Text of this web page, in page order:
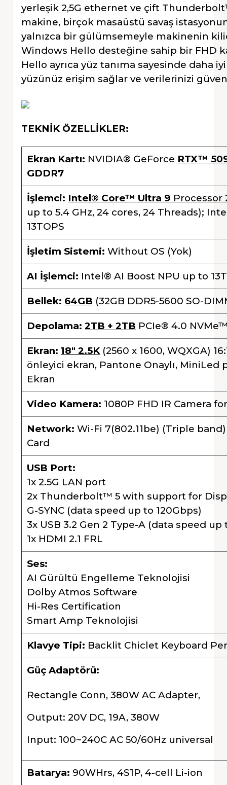
yerleşik 2,5G ethernet ve çift
makine, birçok masaüstü savaş
yalnızca bir gülümsemeyle makinenin
Windows Hello desteğine sahip bir FHD
Hello ayrıca yüz tanıma sayesinde daha
yüzünüz erişim sağlar ve verilerinizi
TEKNİK ÖZELLİKLER:
Ekran Kartı: NVIDIA® GeForce RTX™
GDDR7
İşlemci: Intel® Core™ Ultra 9 Processor
up to 5.4 GHz, 24 cores, 24 Threads);
13TOPS
İşletim Sistemi: Without OS (Yok)
AI İşlemci: Intel® AI Boost NPU up to
Bellek: 64GB (32GB DDR5-5600 SO-
Depolama: 2TB + 2TB PCIe® 4.0
Ekran: 18" 2.5K(2560 x 1600, WQXGA)
önleyici ekran, Pantone Onaylı, MiniLed
Ekran
Video Kamera: 1080P FHD IR Camera
Network: Wi-Fi 7(802.11be) (Triple
Card
USB Port:
1x 2.5G LAN port
2x Thunderbolt™ 5 with support for
G-SYNC (data speed up to 120Gbps)
3x USB 3.2 Gen 2 Type-A (data speed up
1x HDMI 2.1 FRL
Ses:
AI Gürültü Engelleme Teknolojisi
Dolby Atmos Software
Hi-Res Certification
Smart Amp Teknolojisi
Klavye Tipi: Backlit Chiclet Keyboard
Güç Adaptörü:
Rectangle Conn, 380W AC Adapter,
Output: 20V DC, 19A, 380W
Input: 100~240C AC 50/60Hz universal
Batarya: 90WHrs, 4S1P, 4-cell Li-ion